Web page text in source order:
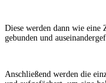
Diese werden dann wie
gebunden und
Anschließend werden die